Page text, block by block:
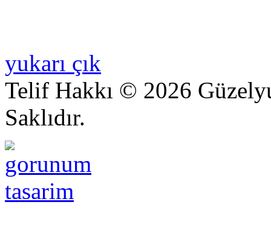
yukarı çık
Telif Hakkı © 2026
Saklıdır.